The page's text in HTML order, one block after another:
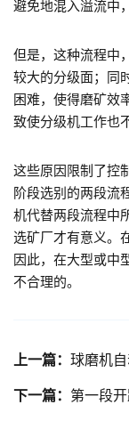
避免地混入溢流中
但是，这种流程中
较大的分级面；同
困难，使得磨矿效
致使分级机工作也
这些原因限制了控
阶段选别的两段流
机代替两段流程中
选矿厂才有意义。
因此，在大型或中
不合理的。
上一篇： 球磨机
下一篇：